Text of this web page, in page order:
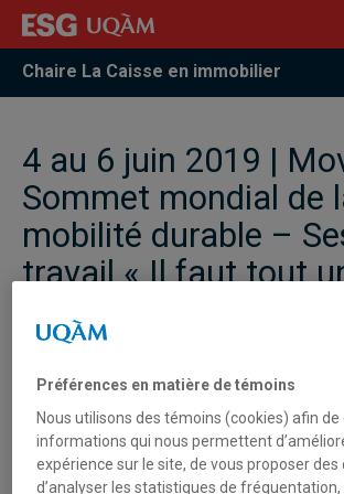
Chaire La Caisse en immobilier
4 au 6 juin 2019 |
Sommet mondial de
mobilité durable –
travail « Il faut tout
réunir la mobilité et
l’immobilier pour
durabilité sociale »
Session de travail -
Préférences en matière de témoins
Nous utilisons des témoins (cookies) afin de
informations qui nous permettent
expérience sur le site, de vous proposer des
d’analyser les statistiques de fréquentation,